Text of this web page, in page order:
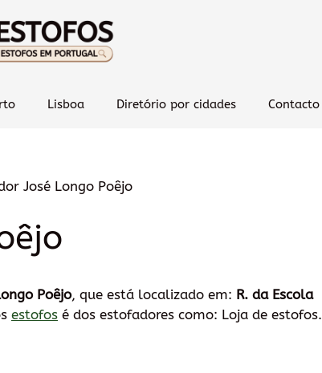
Lisboa Diretório por cidades Contacto
José Longo Poêjo
Poêjo, que está localizado em: R. da Escola
estofos é dos estofadores como: Loja de estofos.